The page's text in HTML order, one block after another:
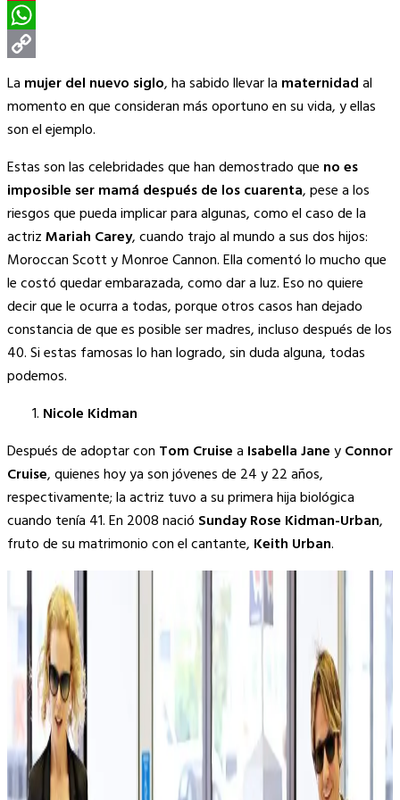
Pinterest
WhatsApp
Copy
Link
La mujer del nuevo siglo, ha sabido llevar la maternidadal
momento en que consideran más oportuno en su vida, y ellas
son el ejemplo.
Estas son las celebridades que han demostrado que no es
imposible ser mamá después de los cuarenta, pese a los
riesgos que pueda implicar para algunas, como el caso de la
actrizMariah Carey, cuando trajo al mundo a sus dos hijos:
Moroccan Scott y Monroe Cannon. Ella comentó lo mucho que
le costó quedar embarazada, como dar a luz. Eso no quiere
decir que le ocurra a todas, porque otros casos han dejado
constancia de que es posible ser madres, incluso después de los
40. Si estas famosas lo han logrado, sin duda alguna, todas
podemos.
Nicole Kidman
Después de adoptar con Tom Cruisea Isabella JaneyConnor
Cruise, quienes hoy ya son jóvenes de 24 y 22 años,
respectivamente; la actriz tuvo a su primera hija biológica
cuando tenía 41. En 2008 nació Sunday Rose Kidman-Urban,
fruto de su matrimonio con el cantante, Keith Urban.